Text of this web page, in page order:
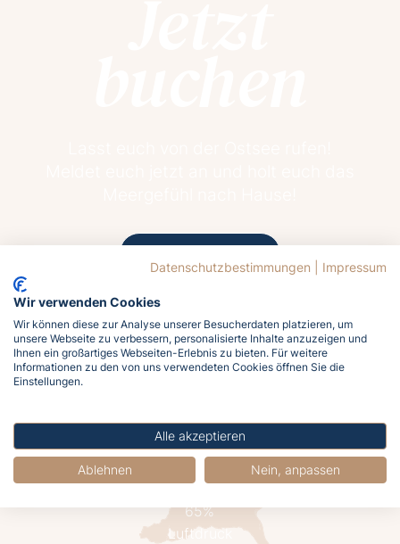
Bedeckt
Wind
22.9 km/h aus West
Luftfeuchtigkeit
65%
Luftdruck
Datenschutzbestimmungen Impressum
Wir verwenden Cookies
Wir können diese zur Analyse unserer Besucherdaten platzieren, um
unsere Webseite zu verbessern, personalisierte Inhalte anzuzeigen und
Ihnen ein großartiges Webseiten-Erlebnis zu bieten. Für weitere
Informationen zu den von uns verwendeten Cookies öffnen Sie die
Einstellungen.
Alle akzeptieren
Ablehnen Nein, anpassen